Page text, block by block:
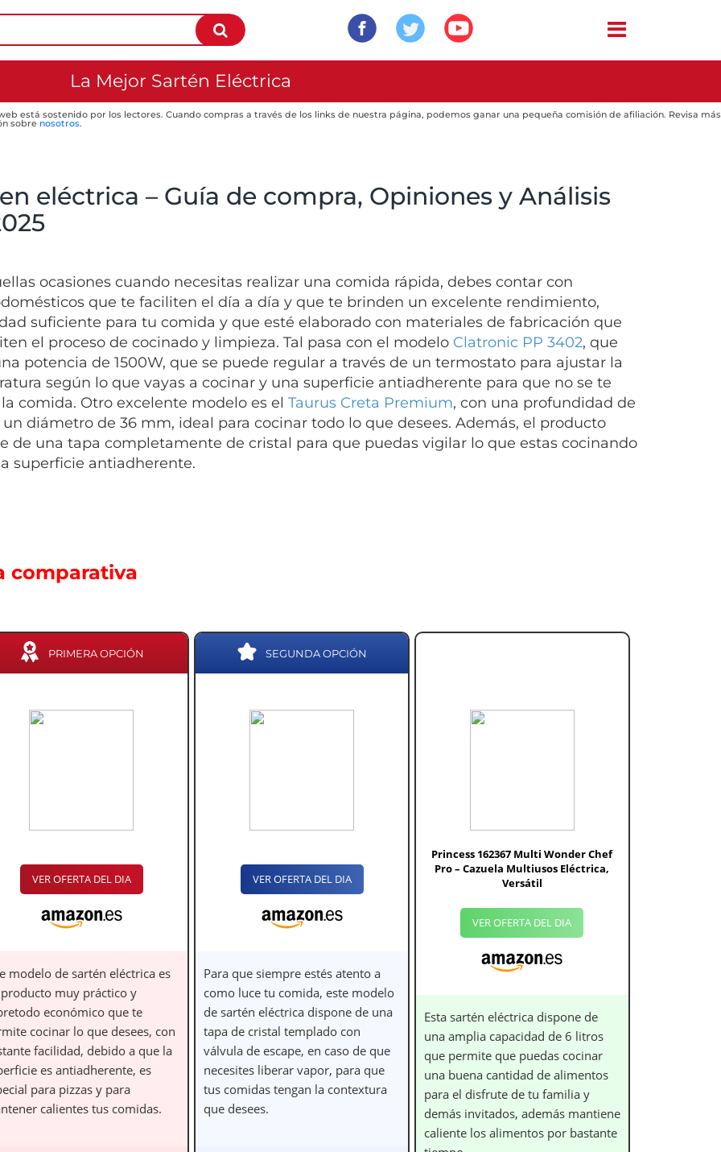
La Mejor Sartén Eléctrica
está sostenido por los lectores. Cuando compras a través de los links de nuestra página, podemos ganar una pequeña comisión de afiliación. Revisa más
sobre nosotros.
eléctrica – Guía de compra, Opiniones y Análisis
ocasiones cuando necesitas realizar una comida rápida, debes contar con
que te faciliten el día a día y que te brinden un excelente rendimiento,
suficiente para tu comida y que esté elaborado con materiales de fabricación que
el proceso de cocinado y limpieza. Tal pasa con el modelo Clatronic PP 3402, que
potencia de 1500W, que se puede regular a través de un termostato para ajustar la
según lo que vayas a cocinar y una superficie antiadherente para que no se te
comida. Otro excelente modelo es el Taurus Creta Premium, con una profundidad de
un diámetro de 36 mm, ideal para cocinar todo lo que desees. Además, el producto
de una tapa completamente de cristal para que puedas vigilar lo que estas cocinando
superficie antiadherente.
comparativa
PRIMERA OPCIÓN
VER OFERTA DEL DIA
modelo de sartén eléctrica es
muy práctico y
económico que te
cocinar lo que desees, con
facilidad, debido a que la
es antiadherente, es
para pizzas y para
calientes tus comidas.
SEGUNDA OPCIÓN
VER OFERTA DEL DIA
Para que siempre estés atento a
como luce tu comida, este modelo
de sartén eléctrica dispone de una
tapa de cristal templado con
válvula de escape, en caso de que
necesites liberar vapor, para que
tus comidas tengan la contextura
que desees.
Princess 162367 Multi Wonder Chef
Pro – Cazuela Multiusos Eléctrica,
Versátil
VER OFERTA DEL DIA
Esta sartén eléctrica dispone de
una amplia capacidad de 6 litros
que permite que puedas cocinar
una buena cantidad de alimentos
para el disfrute de tu familia y
demás invitados, además mantiene
caliente los alimentos por bastante